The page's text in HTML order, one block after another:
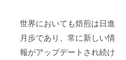
世界においても焙煎は日進
月歩であり、常に新しい情
報がアップデートされ続け